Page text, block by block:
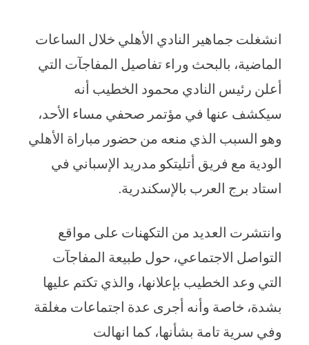
انشغلت جماهير النادي الأهلي خلال الساعات
الماضية، بالبحث وراء تفاصيل المفاجآت التي
أعلن رئيس النادي محمود الخطيب أنه
سيكشف عنها في مؤتمر صحفي مساء الأحد،
وهو السبب الذي منعه من حضور مباراة الأهلي
الودية مع فريق أتليتكو مدريد الإسباني في
استاد برج العرب بالإسكندرية.
وانتشرت العديد من التكهنات على مواقع
التواصل الاجتماعي، حول طبيعة المفاجآت
التي وعد الخطيب بإعلانها، والذي تكتم عليها
بشدة، خاصة وأنه أجرى عدة اجتماعات مغلقة
وفي سرية تامة بشأنها، كما انهالت